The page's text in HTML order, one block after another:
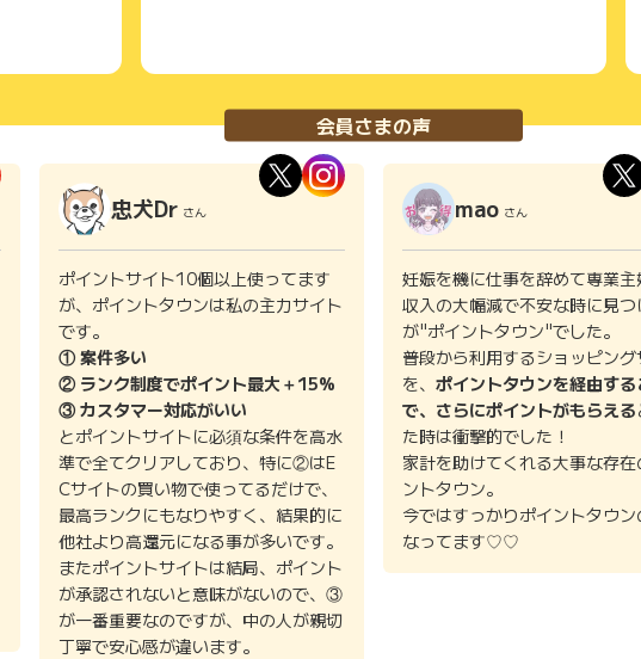
会員さまの声
忠犬Dr さん
ポイントサイト10個以上使ってます
が、ポイントタウンは私の主力サイト
です。
① 案件多い
② ランク制度でポイント最大＋15%
③ カスタマー対応がいい
とポイントサイトに必須な条件を高水
準で全てクリアしており、特に②はE
Cサイトの買い物で使ってるだけで、
最高ランクにもなりやすく、結果的に
他社より高還元になる事が多いです。
またポイントサイトは結局、ポイント
が承認されないと意味がないので、③
が一番重要なのですが、中の人が親切
丁寧で安心感が違います。
mao さん
妊娠を機に仕事を辞めて専業
収入の大幅減で不安な時に見
が"ポイントタウン"でした。
普段から利用するショッピン
を、 ポイントタウンを経由する
で、さらにポイントがもらえる
た時は衝撃的でした！
家計を助けてくれる大事な存
ントタウン。
今ではすっかりポイントタウ
なってます♡♡